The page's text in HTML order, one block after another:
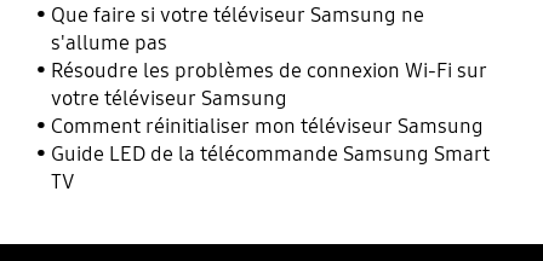
Que faire si votre téléviseur Samsung ne
s'allume pas
Résoudre les problèmes de connexion Wi-Fi sur
votre téléviseur Samsung
Comment réinitialiser mon téléviseur Samsung
Guide LED de la télécommande Samsung Smart
TV